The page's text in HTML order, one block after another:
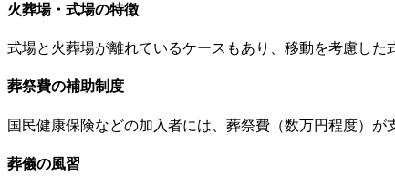
火葬場・式場の特徴
式場と火葬場が離れているケースもあり、移動を考慮し
葬祭費の補助制度
国民健康保険などの加入者には、葬祭費（数万円程度）
葬儀の風習